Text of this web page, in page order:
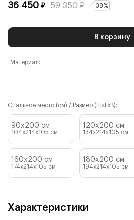
36 450 ₽ 59 350₽ -39%
В корзину
Материал:
Спальное место (см) / Размер (ШхГхВ):
90x200 см
104x214x105 см
120x200 см
134x214x105 см
160x200 см
174x214x105 см
180x200 см
194x214x105 см
Характеристики